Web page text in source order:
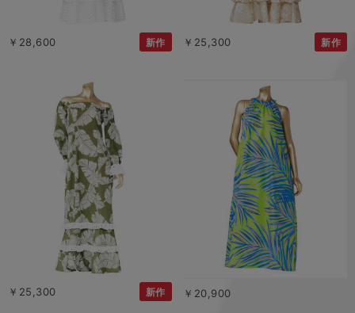
￥28,600 新作 ￥25,300 新作
￥25,300 新作 ￥20,900